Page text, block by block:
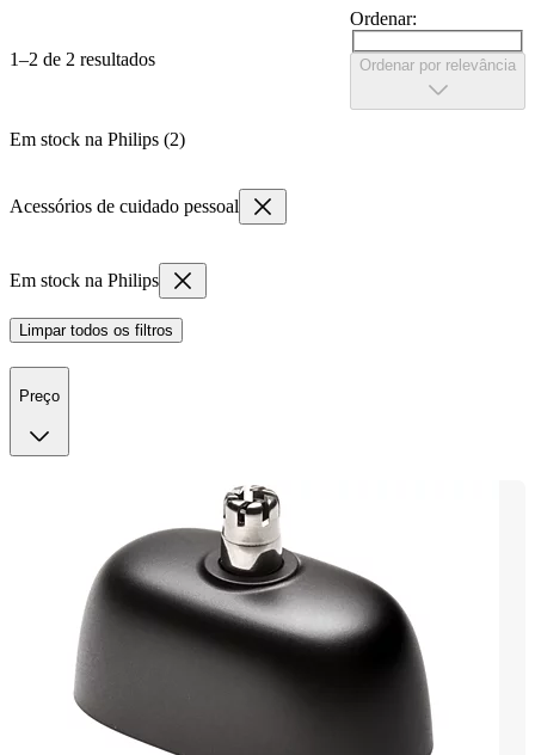
1–2 de 2 resultados
Ordenar:
Ordenar por relevância
Em stock na Philips (2)
Acessórios de cuidado pessoal
Em stock na Philips
Limpar todos os filtros
Preço